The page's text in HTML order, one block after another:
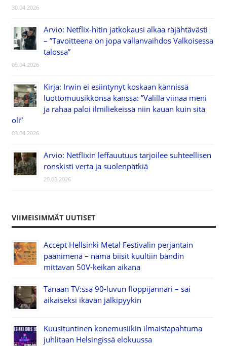
30.04.2026
Arvio: Netflix-hitin jatkokausi alkaa räjähtävästi
– ”Tavoitteena on jopa vallanvaihdos Valkoisessa
talossa”
05.04.2026
Kirja: Irwin ei esiintynyt koskaan kännissä
luottomuusikkonsa kanssa: ”Välillä viinaa meni
ja rahaa paloi ilmiliekeissä niin kauan kuin sitä
oli”
03.04.2026
Arvio: Netflixin leffauutuus tarjoilee suhteellisen
ronskisti verta ja suolenpätkiä
20.03.2026
VIIMEISIMMÄT UUTISET
Accept Hellsinki Metal Festivalin perjantain
päänimenä – nämä biisit kuultiin bändin
mittavan 50V-keikan aikana
Tänään TV:ssä 90-luvun floppijännäri – sai
aikaiseksi ikävän jälkipyykin
Kuusituntinen konemusiikin ilmaistapahtuma
juhlitaan Helsingissä elokuussa